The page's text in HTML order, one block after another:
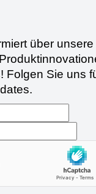
über
Folgen Sie uns